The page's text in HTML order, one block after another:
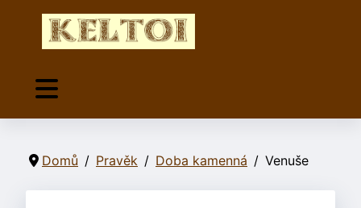
Domů Pravěk Doba kamenná Venuše